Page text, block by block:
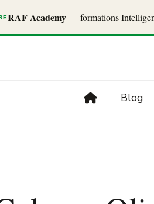
RAF Academy— formations
Blog